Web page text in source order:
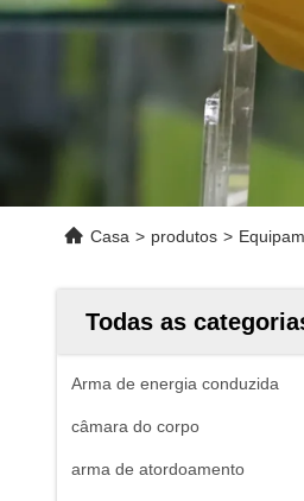
Casa > produtos >
Todas as
Arma de energia conduzida
câmara do corpo
arma de atordoamento